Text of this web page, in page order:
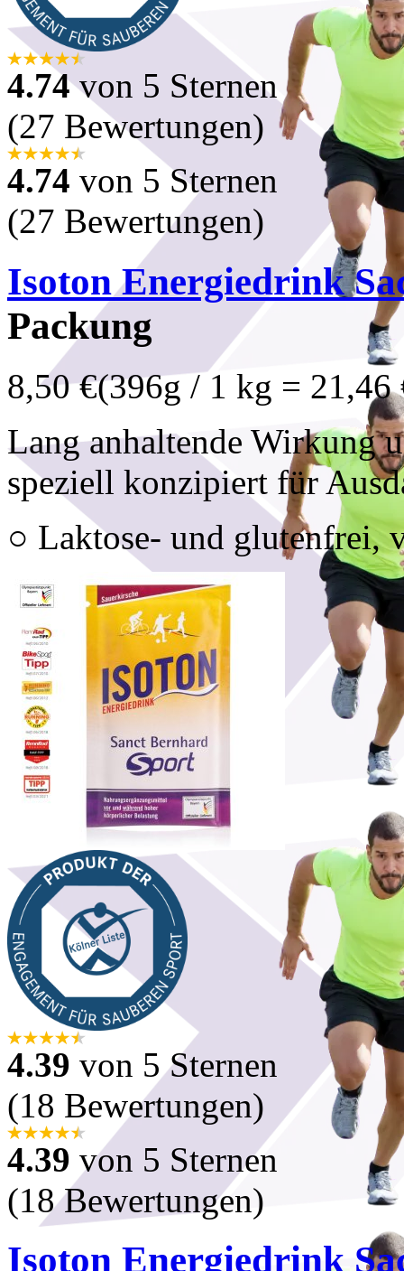
4.74von 5 Sternen
(27 Bewertungen)
4.74 von 5 Sternen
(27 Bewertungen)
Isoton Energiedrink
Packung
8,50 €(396g / 1 kg = 21,46
Lang anhaltende Wirkung
speziell konzipiert für
○ Laktose- und glutenfrei,
4.39 von 5 Sternen
(18 Bewertungen)
4.39 von 5 Sternen
(18 Bewertungen)
Isoton Energiedrink